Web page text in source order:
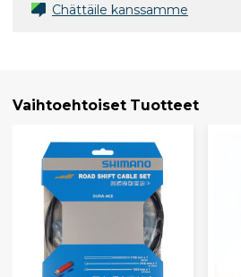
Chättäile kanssamme
Vaihtoehtoiset Tuotteet